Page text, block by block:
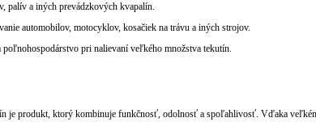
palív a iných prevádzkových kvapalín.
automobilov, motocyklov, kosačiek na trávu a iných strojov.
poľnohospodárstvo pri nalievaní veľkého množstva tekutín.
je produkt, ktorý kombinuje funkčnosť, odolnosť a spoľahlivosť. Vďaka